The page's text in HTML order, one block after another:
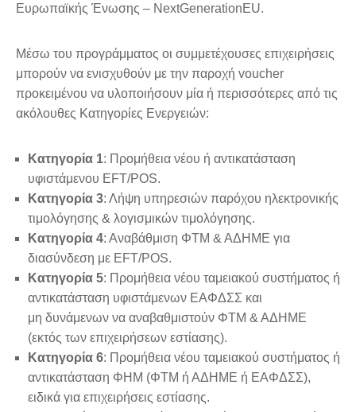
Ευρωπαϊκής Ένωσης – NextGenerationEU.
Μέσω του προγράμματος οι συμμετέχουσες επιχειρήσεις
μπορούν να ενισχυθούν με την παροχή voucher
προκειμένου να υλοποιήσουν μία ή περισσότερες από τις
ακόλουθες Κατηγορίες Ενεργειών:
Κατηγορία 1: Προμήθεια νέου ή αντικατάσταση
υφιστάμενου EFT/POS.
Κατηγορία 3: Λήψη υπηρεσιών παρόχου ηλεκτρονικής
τιμολόγησης & λογισμικών τιμολόγησης.
Κατηγορία 4: Αναβάθμιση ΦΤΜ & ΑΔΗΜΕ για
διασύνδεση με EFT/POS.
Κατηγορία 5: Προμήθεια νέου ταμειακού συστήματος ή
αντικατάσταση υφιστάμενων ΕΑΦΔΣΣ και
μη δυνάμενων να αναβαθμιστούν ΦΤΜ & ΑΔΗΜΕ
(εκτός των επιχειρήσεων εστίασης).
Κατηγορία 6: Προμήθεια νέου ταμειακού συστήματος ή
αντικατάσταση ΦΗΜ (ΦΤΜ ή ΑΔΗΜΕ ή ΕΑΦΔΣΣ),
ειδικά για επιχειρήσεις εστίασης.